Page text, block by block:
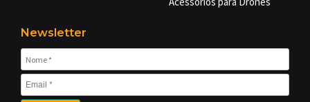
Newsletter